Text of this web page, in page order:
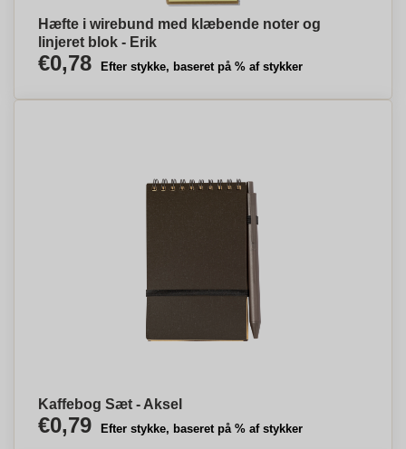
Hæfte i wirebund med klæbende noter og
linjeret blok - Erik
€0,78 Efter stykke, baseret på % af stykker
Kaffebog Sæt - Aksel
€0,79 Efter stykke, baseret på % af stykker